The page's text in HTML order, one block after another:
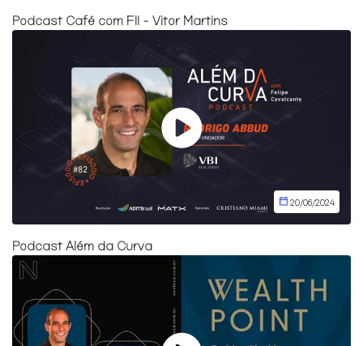
Podcast Café com FII - Vitor Martins
20/06/2024
Podcast Além da Curva